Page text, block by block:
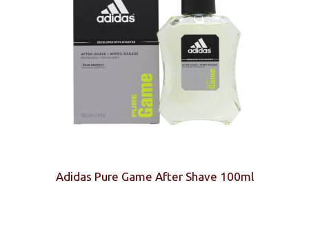
Adidas Pure Game After Shave 100ml